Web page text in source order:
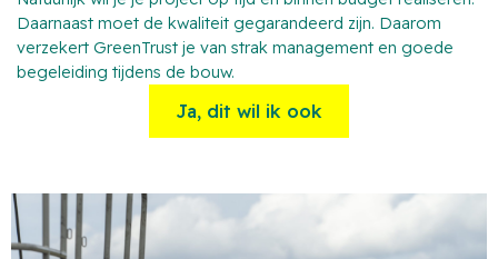
Daarnaast moet de kwaliteit gegarandeerd zijn. Daarom
verzekert GreenTrust je van strak management en goede
begeleiding tijdens de bouw.
Ja, dit wil ik ook